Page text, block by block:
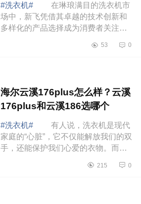
#洗衣机#
在琳琅满目的洗衣机市
场中，新飞凭借其卓越的技术创新和
多样化的产品选择成为消费者关注的
衣机哪款性价比高又实惠？新飞洗衣
53 0
海尔云溪176plus怎么样？云溪
176plus和云溪186选哪个
#洗衣机#
有人说，洗衣机是现代
家庭的“心脏”，它不仅能解放我们的双
手，还能保护我们心爱的衣物。而选
贴心的伙伴，能让家务事变得轻松愉
215 0